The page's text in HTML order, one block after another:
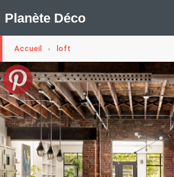
Planète Déco
🛍︎ Shop Planète Déco ℹ︎ À propos
Appartement Design Cabanes
Design Suédois En Quelques Photos
Idées Déco En 10 Photos
La Semaine
Maison En Ville
Méli-Mélo Suédois
Accueil › loft